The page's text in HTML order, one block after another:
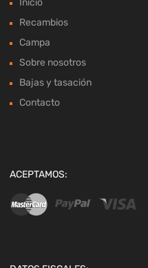
Inicio
Recambios
Campa
Sobre nosotros
Bajas y tasación
Contacto
ACEPTAMOS: